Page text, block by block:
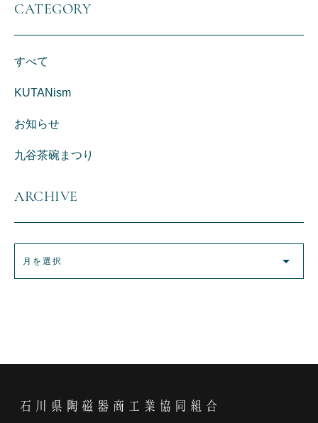
CATEGORY
すべて
KUTANism
お知らせ
九谷茶碗まつり
ARCHIVE